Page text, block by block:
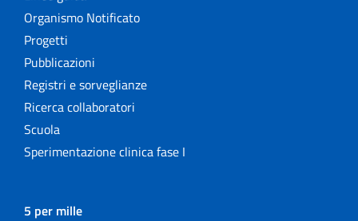
Organismo Notificato
Progetti
Pubblicazioni
Registri e sorveglianze
Ricerca collaboratori
Scuola
Sperimentazione clinica fase I
5 per mille